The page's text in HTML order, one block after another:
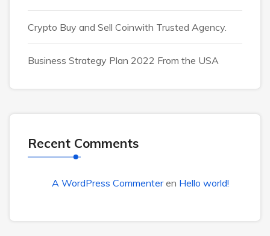
Crypto Buy and Sell Coinwith Trusted Agency.
Business Strategy Plan 2022 From the USA
Recent Comments
A WordPress Commenteren Hello world!